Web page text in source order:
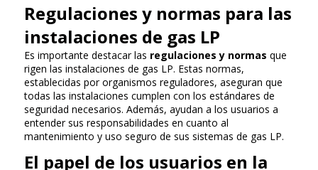
Regulaciones y normas para las
instalaciones de gas LP
Es importante destacar las regulaciones y normas que
rigen las instalaciones de gas LP. Estas normas,
establecidas por organismos reguladores, aseguran que
todas las instalaciones cumplen con los estándares de
seguridad necesarios. Además, ayudan a los usuarios a
entender sus responsabilidades en cuanto al
mantenimiento y uso seguro de sus sistemas de gas LP.
El papel de los usuarios en la